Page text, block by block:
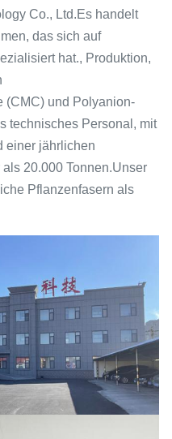
Co., Ltd.Es handelt
das sich auf
hat., Produktion,
(CMC) und Polyanion-
technisches Personal, mit
einer jährlichen
20.000 Tonnen.Unser
Pflanzenfasern als